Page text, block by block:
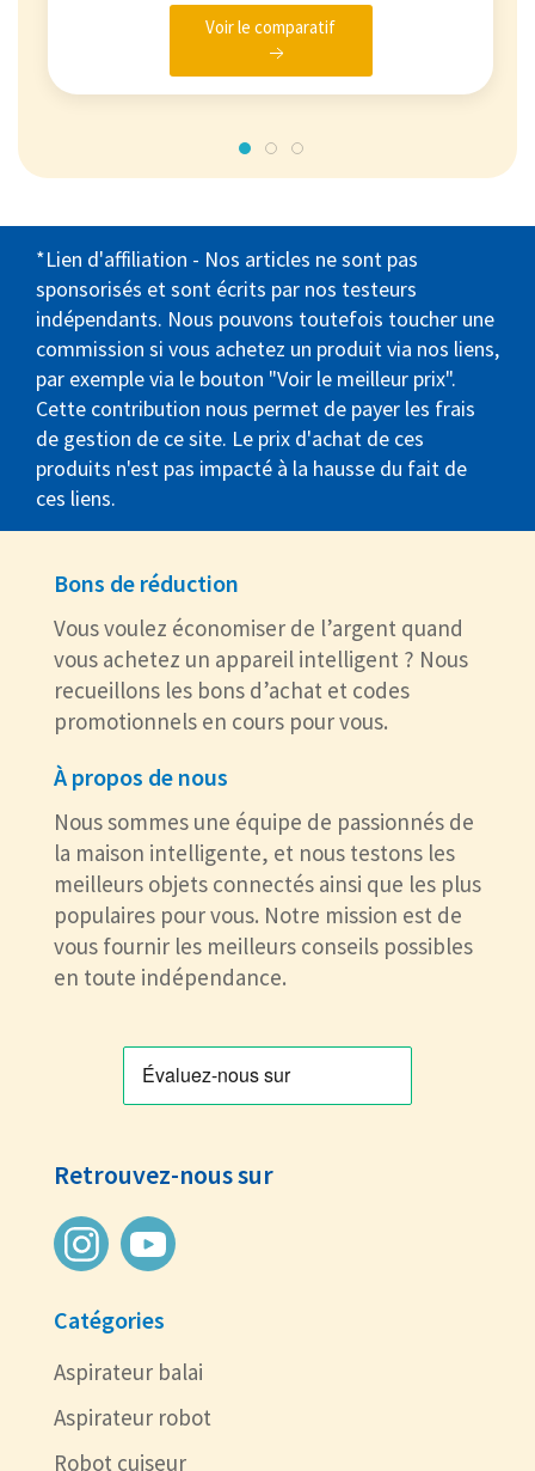
Voir le comparatif
*Lien d'affiliation - Nos articles ne sont pas
sponsorisés et sont écrits par nos testeurs
indépendants. Nous pouvons toutefois toucher une
commission si vous achetez un produit via nos liens,
par exemple via le bouton "Voir le meilleur prix".
Cette contribution nous permet de payer les frais
de gestion de ce site. Le prix d'achat de ces
produits n'est pas impacté à la hausse du fait de
ces liens.
Bons de réduction
Vous voulez économiser de l’argent quand
vous achetez un appareil intelligent ? Nous
recueillons les bons d’achat et codes
promotionnels en cours pour vous.
À propos de nous
Nous sommes une équipe de passionnés de
la maison intelligente, et nous testons les
meilleurs objets connectés ainsi que les plus
populaires pour vous. Notre mission est de
vous fournir les meilleurs conseils possibles
en toute indépendance.
Retrouvez-nous sur
Catégories
Aspirateur balai
Aspirateur robot
Robot cuiseur